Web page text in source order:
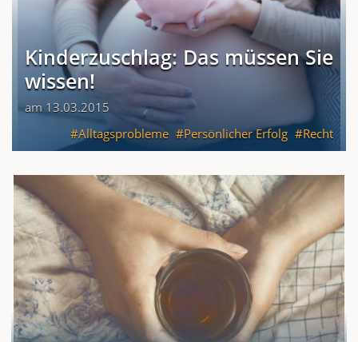
Kinderzuschlag: Das müssen Sie
wissen!
am 13.03.2015
Alltagsprobleme
Persönlicher Erfolg Recht